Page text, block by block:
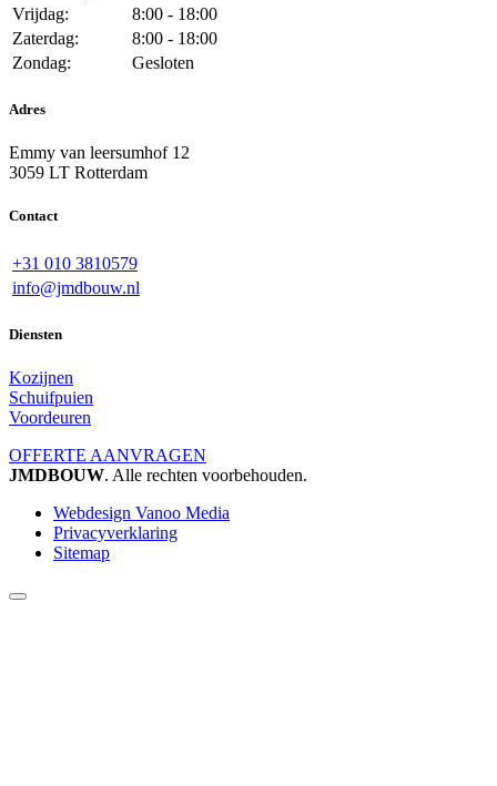
Vrijdag:
8:00 - 18:00
Zaterdag:
8:00 - 18:00
Zondag:
Gesloten
Adres
Emmy van leersumhof 12
3059 LT Rotterdam
Contact
+31 010 3810579
info@jmdbouw.nl
Diensten
Kozijnen
Schuifpuien
Voordeuren
OFFERTE AANVRAGEN
JMDBOUW. Alle rechten voorbehouden.
Webdesign Vanoo Media
Privacyverklaring
Sitemap